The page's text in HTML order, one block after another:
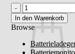
Warenkorb
TBS
Electronics
Wechselrichter
Basic
In den Warenkorb
Browse